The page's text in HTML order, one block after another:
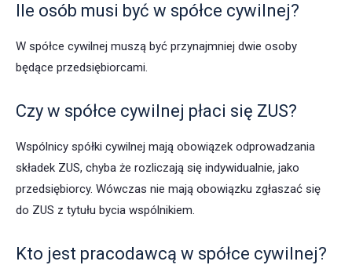
Ile osób musi być w spółce cywilnej?
W spółce cywilnej muszą być przynajmniej dwie osoby
będące przedsiębiorcami.
Czy w spółce cywilnej płaci się ZUS?
Wspólnicy spółki cywilnej mają obowiązek odprowadzania
składek ZUS, chyba że rozliczają się indywidualnie, jako
przedsiębiorcy. Wówczas nie mają obowiązku zgłaszać się
do ZUS z tytułu bycia wspólnikiem.
Kto jest pracodawcą w spółce cywilnej?